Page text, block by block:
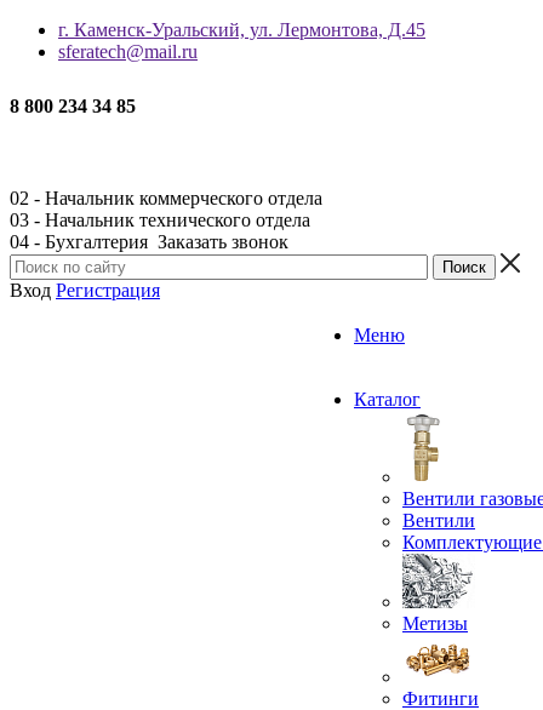
г. Каменск-Уральский, ул. Лермонтова, Д.45
sferatech@mail.ru
8 800 234 34 85
02 - Начальник коммерческого отдела
03 - Начальник технического отдела
04 - Бухгалтерия Заказать звонок
Вход Регистрация
Меню
Каталог
Вентили
Вентили
Комплектующие
Метизы
Фитинги